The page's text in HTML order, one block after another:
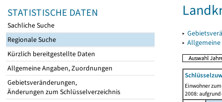
STATISTISCHE DATEN
Sachliche Suche
Regionale Suche
Kürzlich bereitgestellte Daten
Allgemeine Angaben, Zuordnungen
Gebietsveränderungen,
Änderungen zum Schlüsselverzeichnis
▸
▸
Einwohner
2008: